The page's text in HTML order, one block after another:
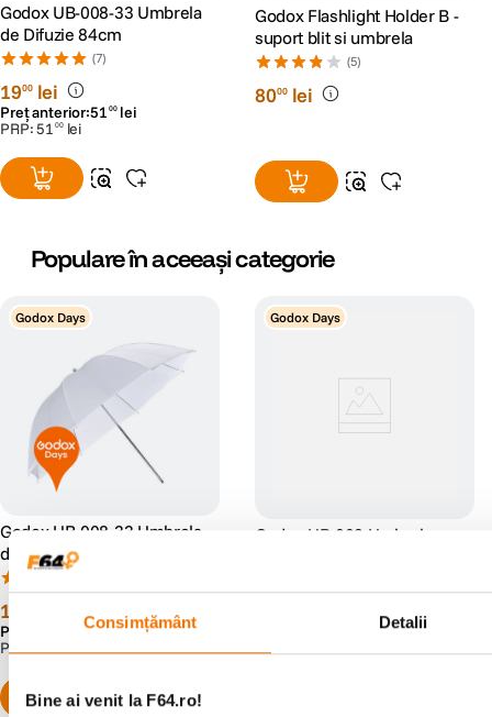
Consimțământ Detalii
Bine ai venit la F64.ro!
Godox UB-008-33 Umbrela
de Difuzie 84cm
(7)
1900 lei
Preț anterior:51 00 lei
PRP:51 00 lei
Godox Flashlight Holder B -
suport blit si umbrela
(5)
8000 lei
Populare în aceeași categorie
Godox Days
Godox UB-008-33 Umbrela
de Difuzie 84cm
19
Preț anterior:5100 lei
PRP:51 lei
Godox Days
Godox UB-002 Umbrela
lei
PRP:46 lei